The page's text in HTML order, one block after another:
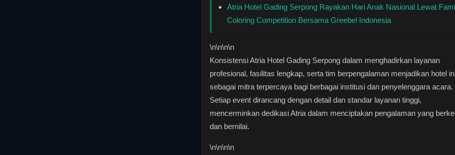
Atria Hotel Gading Serpong Rayakan Hari Anak Nasional Lewat
Coloring Competition Bersama Greebel Indonesia
\n\n\n\n
Konsistensi Atria Hotel Gading Serpong dalam menghadirkan layanan
profesional, fasilitas lengkap, serta tim berpengalaman menjadikan hotel
sebagai mitra terpercaya bagi berbagai institusi dan penyelenggara acara.
Setiap event dirancang dengan detail dan standar layanan tinggi,
mencerminkan dedikasi Atria dalam menciptakan pengalaman yang
dan bernilai.
\n\n\n\n